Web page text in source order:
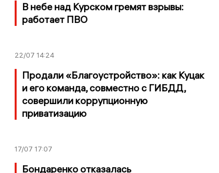
В небе над Курском гремят взрывы:
работает ПВО
22/07 14:24
Продали «Благоустройство»: как Куцак
и его команда, совместно с ГИБДД,
совершили коррупционную
приватизацию
17/07 17:07
Бондаренко отказалась